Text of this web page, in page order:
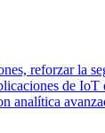
reforzar la
de IoT
analítica